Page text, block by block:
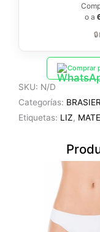
o a
🔒
Comprar
SKU: N/D
Categorías: BRASIER
Etiquetas: LIZ,